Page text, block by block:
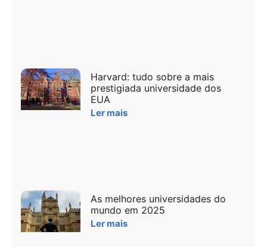
Harvard: tudo sobre a mais
prestigiada universidade dos
EUA
Ler mais
As melhores universidades do
mundo em 2025
Ler mais